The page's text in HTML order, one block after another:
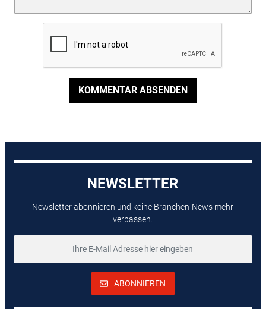
KOMMENTAR ABSENDEN
NEWSLETTER
Newsletter abonnieren und keine Branchen-News mehr
verpassen.
ABONNIEREN